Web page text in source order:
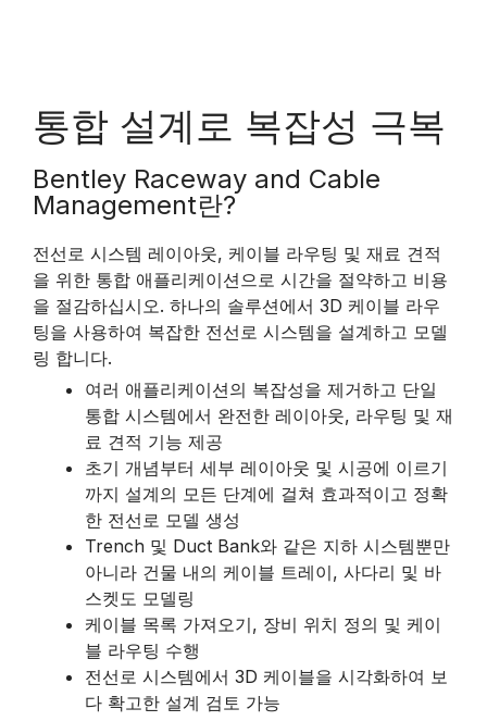
통합 설계로 복잡성 극복
Bentley Raceway and Cable
Management란?
전선로 시스템 레이아웃, 케이블 라우팅 및 재료 견적
을 위한 통합 애플리케이션으로 시간을 절약하고 비용
을 절감하십시오. 하나의 솔루션에서 3D 케이블 라우
팅을 사용하여 복잡한 전선로 시스템을 설계하고 모델
링 합니다.
여러 애플리케이션의 복잡성을 제거하고 단일
통합 시스템에서 완전한 레이아웃, 라우팅 및 재
료 견적 기능 제공
초기 개념부터 세부 레이아웃 및 시공에 이르기
까지 설계의 모든 단계에 걸쳐 효과적이고 정확
한 전선로 모델 생성
Trench 및 Duct Bank와 같은 지하 시스템뿐만
아니라 건물 내의 케이블 트레이, 사다리 및 바
스켓도 모델링
케이블 목록 가져오기, 장비 위치 정의 및 케이
블 라우팅 수행
전선로 시스템에서 3D 케이블을 시각화하여 보
다 확고한 설계 검토 가능